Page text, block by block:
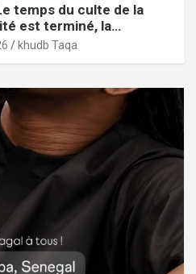
temps du culte de la
est terminé, la
des résultats (El
khudb Taqa